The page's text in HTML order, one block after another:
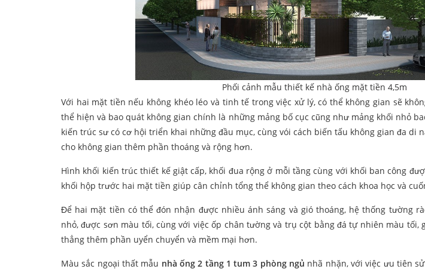
Phối cảnh mẫu thiết kế nhà ống mặt tiền 4,5m
Với hai mặt tiền nếu không khéo léo và tinh tế trong việc xử lý, có thể không gian sẽ
thể hiện và bao quát không gian chính là những mảng bố cục cũng như mảng khối nhỏ
kiến trúc sư có cơ hội triển khai những đầu mục, cùng vói cách biến tấu không gian đa di
cho không gian thêm phần thoáng và rộng hơn.
Hình khối kiến trúc thiết kế giật cấp, khối đua rộng ở mỗi tầng cùng với khối ban công
khối hộp trước hai mặt tiền giúp cân chỉnh tổng thể không gian theo cách khoa học và
Để hai mặt tiền có thể đón nhận được nhiều ánh sáng và gió thoáng, hệ thống tường
nhỏ, được sơn màu tối, cùng với việc ốp chân tường và trụ cột bằng đá tự nhiên màu
thẳng thêm phần uyển chuyển và mềm mại hơn.
Màu sắc ngoại thất mẫu nhà ống 2 tầng 1 tum 3 phòng ngủ nhã nhặn, với việc ưu tiên